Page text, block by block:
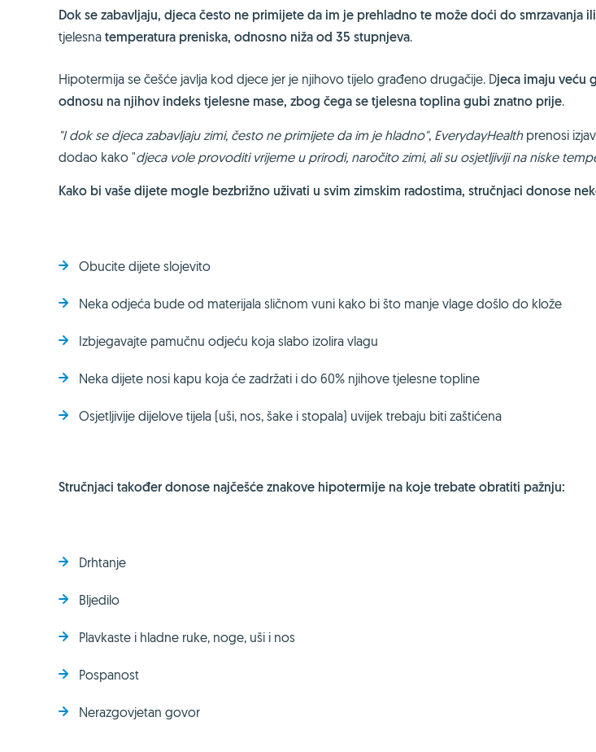
Dok se zabavljaju, djeca često ne primijete da im je prehladno te može doći do smrzavanja
tjelesna temperatura preniska, odnosno niža od 35 stupnjeva.
Hipotermija se češće javlja kod djece jer je njihovo tijelo građeno drugačije. Djeca imaju veću
odnosu na njihov indeks tjelesne mase, zbog čega se tjelesna toplina gubi znatno prije.
"I dok se djeca zabavljaju zimi, često ne primijete da im je hladno", EverydayHealthprenosi
dodao kako "djeca vole provoditi vrijeme u prirodi, naročito zimi, ali su osjetljiviji na niske
Kako bi vaše dijete mogle bezbrižno uživati u svim zimskim radostima, stručnjaci donose
Obucite dijete slojevito
Neka odjeća bude od materijala sličnom vuni kako bi što manje vlage došlo do klože
Izbjegavajte pamučnu odjeću koja slabo izolira vlagu
Neka dijete nosi kapu koja će zadržati i do 60% njihove tjelesne topline
Osjetljivije dijelove tijela (uši, nos, šake i stopala) uvijek trebaju biti zaštićena
Stručnjaci također donose najčešće znakove hipotermije na koje trebate obratiti pažnju:
Drhtanje
Bljedilo
Plavkaste i hladne ruke, noge, uši i nos
Pospanost
Nerazgovjetan govor